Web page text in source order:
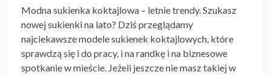
Modna sukienka koktajlowa – letnie trendy. Szukasz
nowej sukienki na lato? Dziś przeglądamy
najciekawsze modele sukienek koktajlowych, które
sprawdzą się i do pracy, i na randkę i na biznesowe
spotkanie w mieście. Jeżeli jeszcze nie masz takiej w